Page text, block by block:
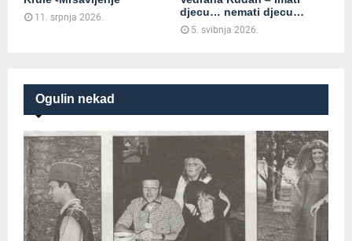
11. srpnja 2026.
djecu… nemati djecu…
5. svibnja 2026.
Ogulin nekad